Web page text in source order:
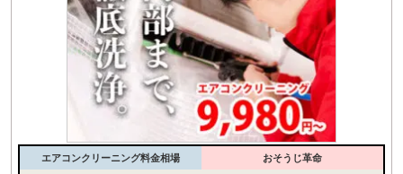
エアコンクリーニング料金相場 おそうじ革命